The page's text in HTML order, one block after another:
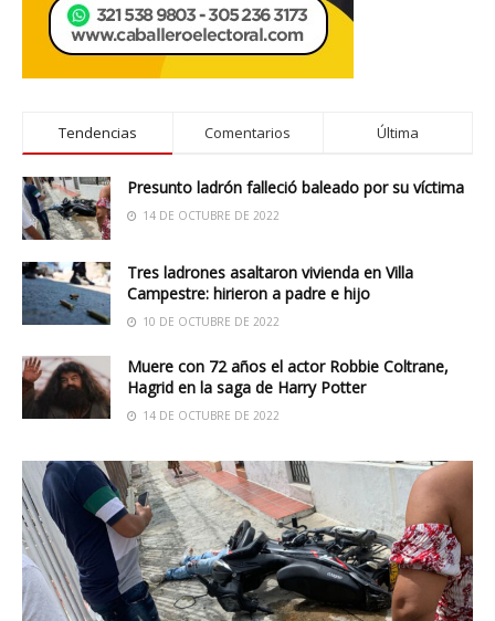
Tendencias Comentarios Última
Presunto ladrón falleció baleado por su víctima
14 DE OCTUBRE DE 2022
Tres ladrones asaltaron vivienda en Villa
Campestre: hirieron a padre e hijo
10 DE OCTUBRE DE 2022
Muere con 72 años el actor Robbie Coltrane,
Hagrid en la saga de Harry Potter
14 DE OCTUBRE DE 2022